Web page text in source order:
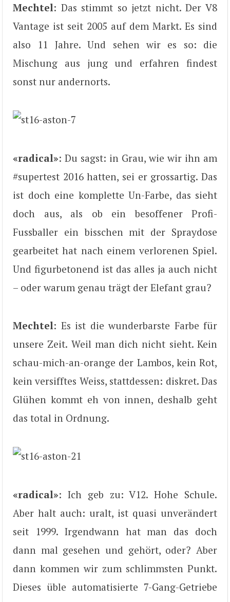
Mechtel: Das stimmt so jetzt nicht. Der V8
Vantage ist seit 2005 auf dem Markt. Es sind
also 11 Jahre. Und sehen wir es so: die
Mischung aus jung und erfahren findest
sonst nur andernorts.
«radical»: Du sagst: in Grau, wie wir ihn am
#supertest 2016 hatten, sei er grossartig. Das
ist doch eine komplette Un-Farbe, das sieht
doch aus, als ob ein besoffener Profi-
Fussballer ein bisschen mit der Spraydose
gearbeitet hat nach einem verlorenen Spiel.
Und figurbetonend ist das alles ja auch nicht
– oder warum genau trägt der Elefant grau?
Mechtel: Es ist die wunderbarste Farbe für
unsere Zeit. Weil man dich nicht sieht. Kein
schau-mich-an-orange der Lambos, kein Rot,
kein versifftes Weiss, stattdessen: diskret. Das
Glühen kommt eh von innen, deshalb geht
das total in Ordnung.
«radical»: Ich geb zu: V12. Hohe Schule.
Aber halt auch: uralt, ist quasi unverändert
seit 1999. Irgendwann hat man das doch
dann mal gesehen und gehört, oder? Aber
dann kommen wir zum schlimmsten Punkt.
Dieses üble automatisierte 7-Gang-Getriebe